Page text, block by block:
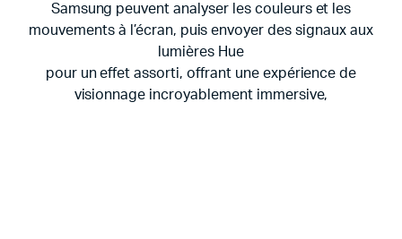
Samsung peuvent analyser les couleurs et les
mouvements à l’écran, puis envoyer des signaux aux
lumières Hue
pour un effet assorti, offrant une expérience de
visionnage incroyablement immersive,